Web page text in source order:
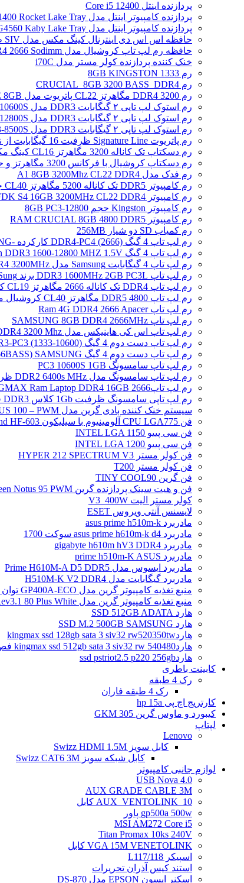
پردازنده اینتل Core i5 12400
پردازنده کامپیوتر اینتل مدل Core i5-11400 Rocket Lake Tray
پردازنده کامپیوتر اینتل مدل Pentium G4560 Kaby Lake Tray
حافظه اس اس دی اینترنال کینگ مکس مدل SIV ظرفیت 256 گیگابایت
حافظه رم لپ تاپ کروشیال مدل Crucial 4GB DDR4 2666 Sodimm
خنک کننده پردازنده کولر مستر مدل i70C
رم 1333 8GB KINGSTON
رم CRUCIAL_8GB 3200 BASS_DDR4
رم DDR4 3200 مگاهرتز CL22 پاتریوت مدل SIGNATURE LINE 8GB
رم استوک لپ تاپی ۲ گیگابایت DDR3 مدل SAMSUNG 2GB PC3-10600S
رم استوک لپ تاپی ۲ گیگابایت DDR3 مدل SAMSUNG 2GB PC3L-12800S
رم استوک لپ تاپی ۲ گیگابایت DDR3 مدل SAMSUNG PC3-8500S
رم پاتریوت Signature Line ظرفیت 16 گیگابایت از نوع DDR5-4800
رم دسکتاپ تک کاناله 3200 مگاهرتز CL16 کینگ مکس Zeus Dragon DDR4 gaming ظرفیت 8 گیگابایت
رم دسکتاپ کروشیال با فرکانس 3200 مگاهرتز و حافظه 16 گیگابایت
رم فدک مدل A1 8GB 3200Mhz CL22 DDR4
رم کامپیوتر DDR5 تک کاناله 5200 مگاهرتز CL40 جی اسکیل مدل Ripjaws S5 ظرفیت 16 گیگابایت
رم کامپیوتر FDK S4 16GB 3200MHz CL22 DDR4
رم کامپیوتر Kingston حجم 8GB PC3-12800
رم کامپیوتر RAM CRUCIAL 8GB 4800 DDR5
رم کمیاب SD دو شیار 256MB
رم لپ تاپ 4 گیگ DDR4-PC4 (2666) کارکرده -SAMSUNG
رم لپ تاپ 4 گیگ Kingston DDR3 1600-12800 MHZ 1.5V
رم لپ تاپ 4 گیگابایت Samsung مدل DDR4 3200MHz
رم لپ تاپ DDR3 1600MHz 2GB PC3L برند SamSung
رم لپ تاپ DDR4 تک کاناله 2666 مگاهرتز CL19 کینگ مکس ظرفیت 8 گیگابایت
رم لپ تاپ DDR5 4800 مگاهرتز CL40 کروشیال مدل CT16 /16GB
رم لپ تاپ Ram 4G DDR4 2666 Apacer
رم لپ تاپ SAMSUNG 8GB DDR4 2666MHz
رم لپ تاپ اس کی هاینیکس مدل DDR4 3200 Mhz ظرفیت 4 گیگابایت
رم لپ تاپ دست دوم 4 گیگ DDR3-PC3 (1333-10600)
رم لپ تاپ دست دوم 4 گیگ DDR4 (2666BASS) SAMSUNG
رم لپ تاپ سامسونگ PC3 10600S 1GB
رم لپ تاپ سامسونگ مدل DDR2 6400s MHz ظرفیت 2 گیگابایت
رم لپ تاپ2666 KINGMAX Ram Laptop DDR4 16GB
رم لپ تاپی سامسونگ ظرفیت 1Gb کلاس DDR3 فرکانس 8500S PC3
سیستم خنک کننده بادی گرین مدل NOTUS 100 – PWM
فن CPU LGA775 آلومینیوم با سیلیکون Ice Wind HF-603
فن سی پییو INTEL LGA 1150
فن سی پییو INTEL LGA 1200
فن کولر مستر HYPER 212 SPECTRUM V3
فن کولر مستر T200
فن گرین TINY COOL90
فن و هیت سینک پردازنده گرین Green Notus 95 PWM
کولر مستر الیت V3_400W
لایسنس آنتی ویروس ESET
مادربرد asus prime h510m-k
مادربرد asus prime h610m-k d4 سوکت 1700
مادربرد gigabyte h610m hV3 DDR4
مادربرد prime h510m-K ASUS
مادربرد ایسوس مدل Prime H610M-A D5 DDR5
مادربرد گیگابایت مدل H510M-K V2 DDR4
منبع تغذیه کامپیوتر گرین مدل GP400A-ECO توان 400 وات
منبع تغذیه کامپیوتر گرین مدل GP500A-ECO Rev3.1 80 Plus White توان 500 وات
هارد SSD 512GB ADATA
هارد SSD M.2 500GB SAMSUNG
هاردkingmax ssd 128gb sata 3 siv32 rw520350tw
هاردkingmax ssd 512gb sata 3 siv32 rw 540480 فصtw
هاردssd pstriot2.5 p220 256gb
کابینت باطری
رک 4 طبقه
رک 4 طبقه فاران
کارتریج اچ پی hp 15a
کیبورد و ماوس گرین GKM 305
لپتاپ
Lenovo
کابل سویز Swizz HDMI 1.5M
کابل شبکه سویز Swizz CAT6 3M
لوازم جانبی کامپیوتر
4.0 USB Nova
AUX GRADE CABLE 3M
AUX_VENTOLINK_10 کابل
gp500a 500w پاور
MSI AM272 Core i5
Titan Promax 10ks 240V
VGA 15M VENETOLINK کابل
اسپیکر L117/118
استند کیس آذران تحریرات
اسکنر اپسون EPSON مدل DS-870